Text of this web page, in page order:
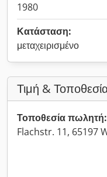
1980
Κατάσταση:
μεταχειρισμένο
Τιμή &
Τοποθεσία πωλητή:
Flachstr. 11, 65197